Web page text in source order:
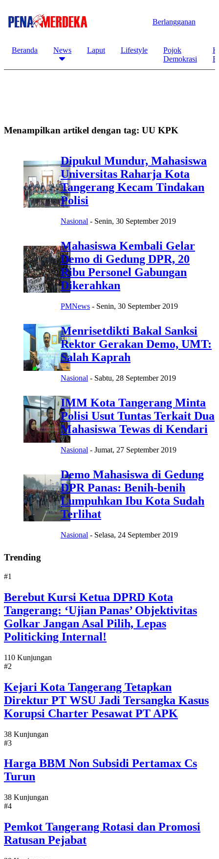
Berlangganan
Beranda News Laput Lifestyle
Pojok
Demokrasi
Menampilkan artikel dengan tag: UU KPK
Dipukul Mundur, Mahasiswa
Universitas Raharja Kota
Tangerang Kecam Tindakan
Polisi
Nasional - Senin, 30 September 2019
Mahasiswa Kembali Gelar
Demo di Gedung DPR, 20
Ribu Personel Gabungan
Dikerahkan
PMNews - Senin, 30 September 2019
Menrisetdikti Bakal Sanksi
Rektor Gerakan Demo, UMT:
Salah Kaprah
Nasional - Sabtu, 28 September 2019
IMM Kota Tangerang Minta
Polisi Usut Tuntas Terkait Dua
Mahasiswa Tewas di Kendari
Nasional - Jumat, 27 September 2019
Demo Mahasiswa di Gedung
DPR Panas: Benih-benih
Lumpuhkan Ibu Kota Sudah
Terlihat
Nasional - Selasa, 24 September 2019
Trending
#1
Berebut Kursi Ketua DPRD Kota
Tangerang: ‘Ujian Panas’ Objektivitas
Golkar Jangan Asal Pilih, Lepas
Politicking Internal!
110 Kunjungan
#2
Kejari Kota Tangerang Tetapkan
Direktur PT WSU Jadi Tersangka Kasus
Korupsi Charter Pesawat PT APK
38 Kunjungan
#3
Harga BBM Non Subsidi Pertamax Cs
Turun
38 Kunjungan
#4
Pemkot Tangerang Rotasi dan Promosi
Ratusan Pejabat